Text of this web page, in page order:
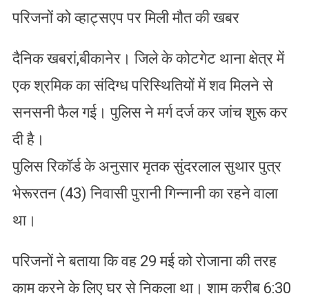
परिजनों को व्हाट्सएप पर मिली मौत की खबर
दैनिक खबरां,बीकानेर। जिले के कोटगेट थाना क्षेत्र में
एक श्रमिक का संदिग्ध परिस्थितियों में शव मिलने से
सनसनी फैल गई। पुलिस ने मर्ग दर्ज कर जांच शुरू कर
दी है।
पुलिस रिकॉर्ड के अनुसार मृतक सुंदरलाल सुथार पुत्र
भेरूरतन (43) निवासी पुरानी गिन्नानी का रहने वाला
था।
परिजनों ने बताया कि वह 29 मई को रोजाना की तरह
काम करने के लिए घर से निकला था। शाम करीब 6:30